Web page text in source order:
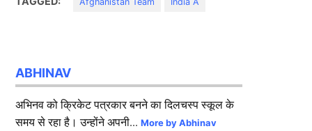
ABHINAV
अभिनव को क्रिकेट पत्रकार बनने का दिलचस्प स्कूल के
समय से रहा है। उन्होंने अपनी...More by Abhinav